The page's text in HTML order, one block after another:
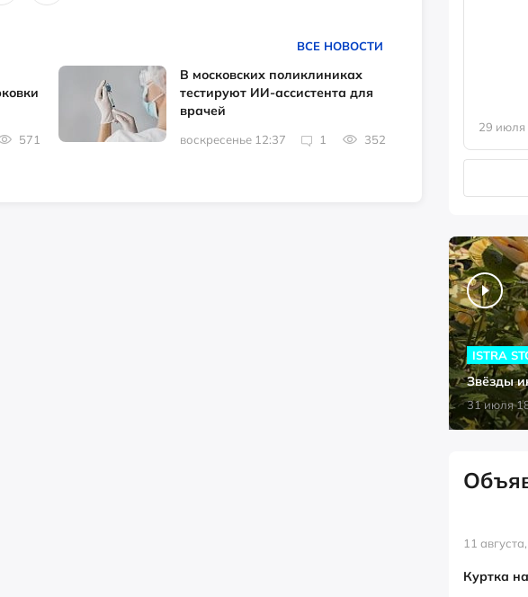
ВСЕ НОВОСТИ
571
В московских поликлиниках
тестируют ИИ-ассистента для
врачей
воскресенье 12:37 1 352
29 июля
31 июля
ISTRA
Звёзды
11
Куртка